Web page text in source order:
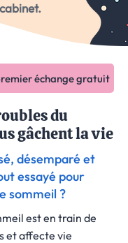
échange gratuit
du
gâchent la vie
désemparé et
essayé pour
sommeil ?
est en train de
et affecte vie